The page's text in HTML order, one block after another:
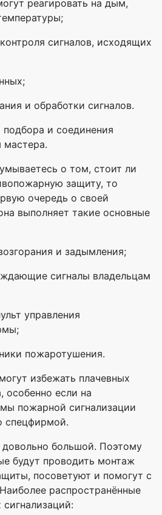
реагировать на дым,
сигналов, исходящих
и обработки сигналов.
и соединения
мастера.
о том, стоит ли
защиту, то
очередь о своей
выполняет такие основные
и задымления;
сигналы владельцам
управления
пожаротушения.
избежать плачевных
особенно если на
пожарной сигнализации
спецфирмой.
большой. Поэтому
будут проводить монтаж
посоветуют и помогут с
распространённые